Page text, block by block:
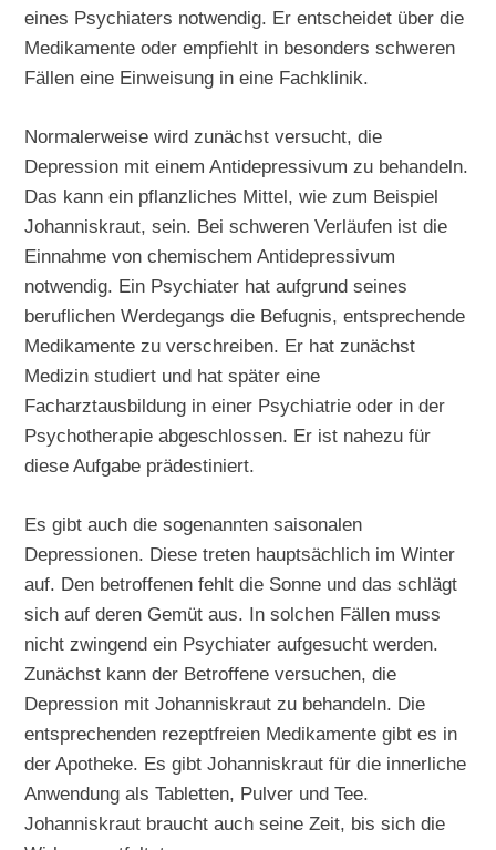
eines Psychiaters notwendig. Er entscheidet über die
Medikamente oder empfiehlt in besonders schweren
Fällen eine Einweisung in eine Fachklinik.
Normalerweise wird zunächst versucht, die
Depression mit einem Antidepressivum zu behandeln.
Das kann ein pflanzliches Mittel, wie zum Beispiel
Johanniskraut, sein. Bei schweren Verläufen ist die
Einnahme von chemischem Antidepressivum
notwendig. Ein Psychiater hat aufgrund seines
beruflichen Werdegangs die Befugnis, entsprechende
Medikamente zu verschreiben. Er hat zunächst
Medizin studiert und hat später eine
Facharztausbildung in einer Psychiatrie oder in der
Psychotherapie abgeschlossen. Er ist nahezu für
diese Aufgabe prädestiniert.
Es gibt auch die sogenannten saisonalen
Depressionen. Diese treten hauptsächlich im Winter
auf. Den betroffenen fehlt die Sonne und das schlägt
sich auf deren Gemüt aus. In solchen Fällen muss
nicht zwingend ein Psychiater aufgesucht werden.
Zunächst kann der Betroffene versuchen, die
Depression mit Johanniskraut zu behandeln. Die
entsprechenden rezeptfreien Medikamente gibt es in
der Apotheke. Es gibt Johanniskraut für die innerliche
Anwendung als Tabletten, Pulver und Tee.
Johanniskraut braucht auch seine Zeit, bis sich die